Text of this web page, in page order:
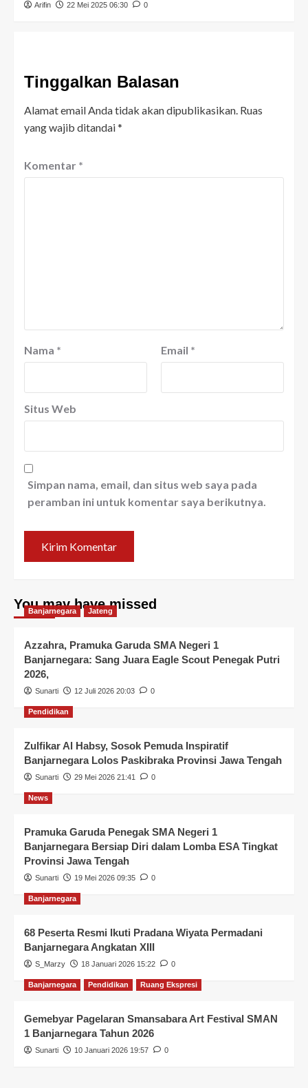
Arifin 22 Mei 2025 06:30 0
Tinggalkan Balasan
Alamat email Anda tidak akan dipublikasikan. Ruas
yang wajib ditandai*
Komentar *
Nama * Email *
Situs Web
Simpan nama, email, dan situs web saya pada
peramban ini untuk komentar saya berikutnya.
You may have missed
Banjarnegara Jateng
Azzahra, Pramuka Garuda SMA Negeri 1
Banjarnegara: Sang Juara Eagle Scout Penegak Putri
2026,
Sunarti 12 Juli 2026 20:03 0
Pendidikan
Zulfikar Al Habsy, Sosok Pemuda Inspiratif
Banjarnegara Lolos Paskibraka Provinsi Jawa Tengah
Sunarti 29 Mei 2026 21:41 0
News
Pramuka Garuda Penegak SMA Negeri 1
Banjarnegara Bersiap Diri dalam Lomba ESA Tingkat
Provinsi Jawa Tengah
Sunarti 19 Mei 2026 09:35 0
Banjarnegara
68 Peserta Resmi Ikuti Pradana Wiyata Permadani
Banjarnegara Angkatan XIII
S_Marzy 18 Januari 2026 15:22 0
Banjarnegara Pendidikan Ruang Ekspresi
Gemebyar Pagelaran Smansabara Art Festival SMAN
1 Banjarnegara Tahun 2026
Sunarti 10 Januari 2026 19:57 0